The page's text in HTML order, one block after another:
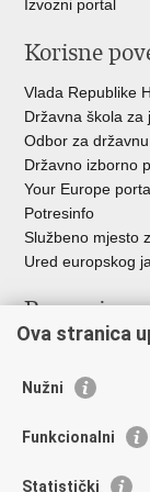
Izvozni portal
Korisne
Vlada Republike
Državna škola za
Odbor za
Državno izborno
Your Europe
Potresinfo
Službeno mjesto
Ured europskog
Poveznice
Državno
Ured za
Ova stranica
Nužni
Funkcionalni
Statistički